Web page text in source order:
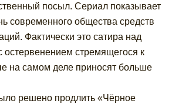
посыл. Сериал показывает
современного общества средств
Фактически это сатира над
стремящегося к
на самом деле приносят больше
решено продлить «Чёрное